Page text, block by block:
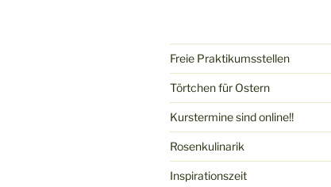
Freie Praktikumsstellen
Törtchen für Ostern
Kurstermine sind online!!
Rosenkulinarik
Inspirationszeit